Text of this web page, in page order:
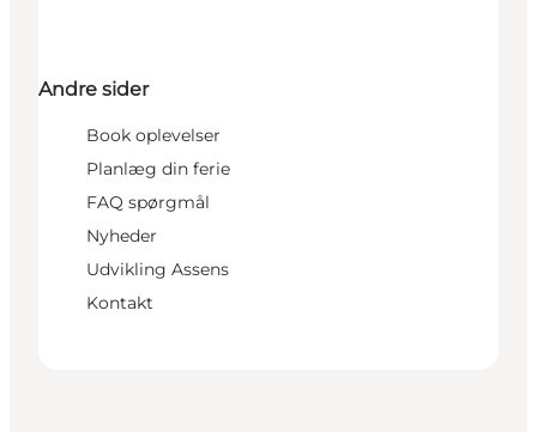
Andre sider
Book oplevelser
Planlæg din ferie
FAQ spørgmål
Nyheder
Udvikling Assens
Kontakt